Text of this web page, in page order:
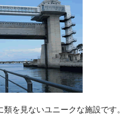
を見ないユニークな施設です。